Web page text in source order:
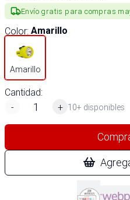
Envío gratis para compras
Color: Amarillo
Amarillo
Cantidad:
-
+ 10+ disponibles